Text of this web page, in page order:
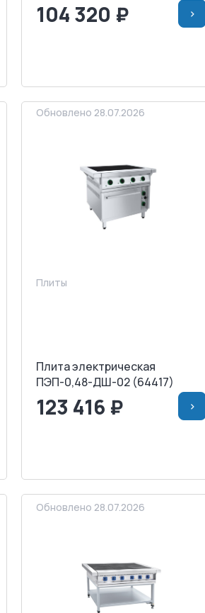
104 320 ₽ >
Обновлено 28.07.2026
Плиты
Плита электрическая
ПЭП-0,48-ДШ-02 (64417)
123 416 ₽ >
Обновлено 28.07.2026